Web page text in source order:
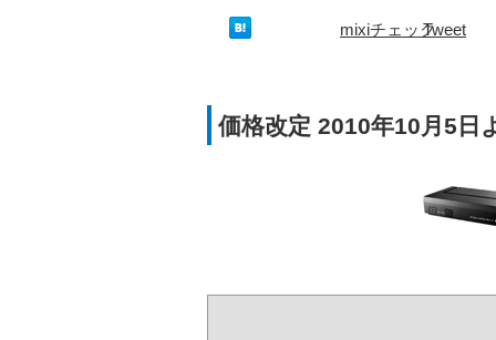
mixiチェックTweet
価格改定 2010年10月5日